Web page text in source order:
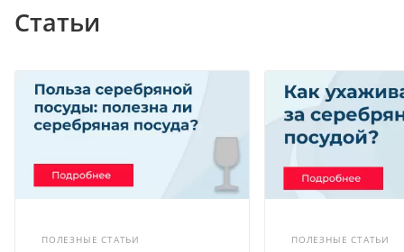
Статьи
ПОЛЕЗНЫЕ СТАТЬИ
ПОЛЕЗНЫЕ СТАТЬИ